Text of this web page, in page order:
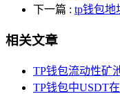
下一篇 : tp钱包地
相关文章
TP钱包流动性矿
TP钱包中USDT